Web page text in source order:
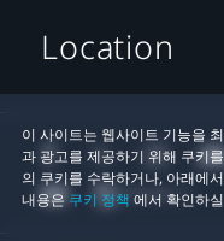
이 사이트는 웹사이트 기능을
과 광고를 제공하기 위해 쿠키
의 쿠키를 수락하거나, 아래에
내용은 쿠키 정책 에서 확인하
Location